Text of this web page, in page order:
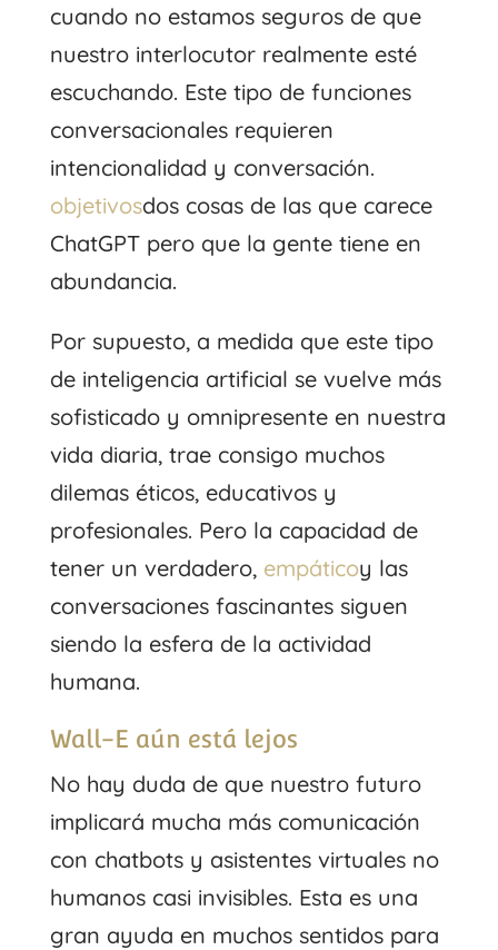
cuando no estamos seguros de que
nuestro interlocutor realmente esté
escuchando. Este tipo de funciones
conversacionales requieren
intencionalidad y conversación.
objetivosdos cosas de las que carece
ChatGPT pero que la gente tiene en
abundancia.
Por supuesto, a medida que este tipo
de inteligencia artificial se vuelve más
sofisticado y omnipresente en nuestra
vida diaria, trae consigo muchos
dilemas éticos, educativos y
profesionales. Pero la capacidad de
tener un verdadero, empáticoy las
conversaciones fascinantes siguen
siendo la esfera de la actividad
humana.
Wall-E aún está lejos
No hay duda de que nuestro futuro
implicará mucha más comunicación
con chatbots y asistentes virtuales no
humanos casi invisibles. Esta es una
gran ayuda en muchos sentidos para